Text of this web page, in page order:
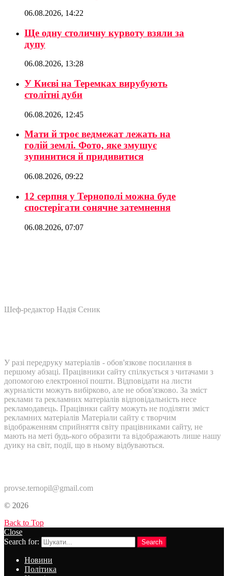
06.08.2026, 14:22
Ще одну столичну курвоту взяли за
дупу
06.08.2026, 13:28
У Києві на Теремках вирубують
столітні дуби
06.08.2026, 12:45
Мати й троє ведмежат лежать на
голій землі. Фото, яке змушує
зупинитися й придивитися
06.08.2026, 09:22
12 серпня у Тернополі можна буде
спостерігати сонячне затемнення
06.08.2026, 07:07
Шеф-редактор Надія Сеник
У разі передруку матеріалів - обов'язкове посилання в
першому абзаці. Працівники сайту спілкується з читачами з
допомогою електронної пошти. Відповідати на листи
журналісти можуть вибірково, але не обов'язково. За зміст
реклами та рекламних матеріалів відповідальність несе
рекламодавець. Працівнки сайту можуть не поділяти зміст
рекламних матеріалів Матеріали сайту є творчим
відображенням сприйняття світу працівниками сайту, не
мають на меті будь-кого образити та відображають лише нашу
дуику на світ, події, що в ньому відбуваються.
provse.ternopil@gmail.com
© 2026
Back to Top
Close
Search for:
Search
Новини
Політика